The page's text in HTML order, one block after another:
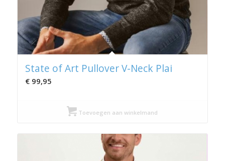
State of Art Pullover V-Neck Plai
€99,95
Toevoegen aan winkelmand